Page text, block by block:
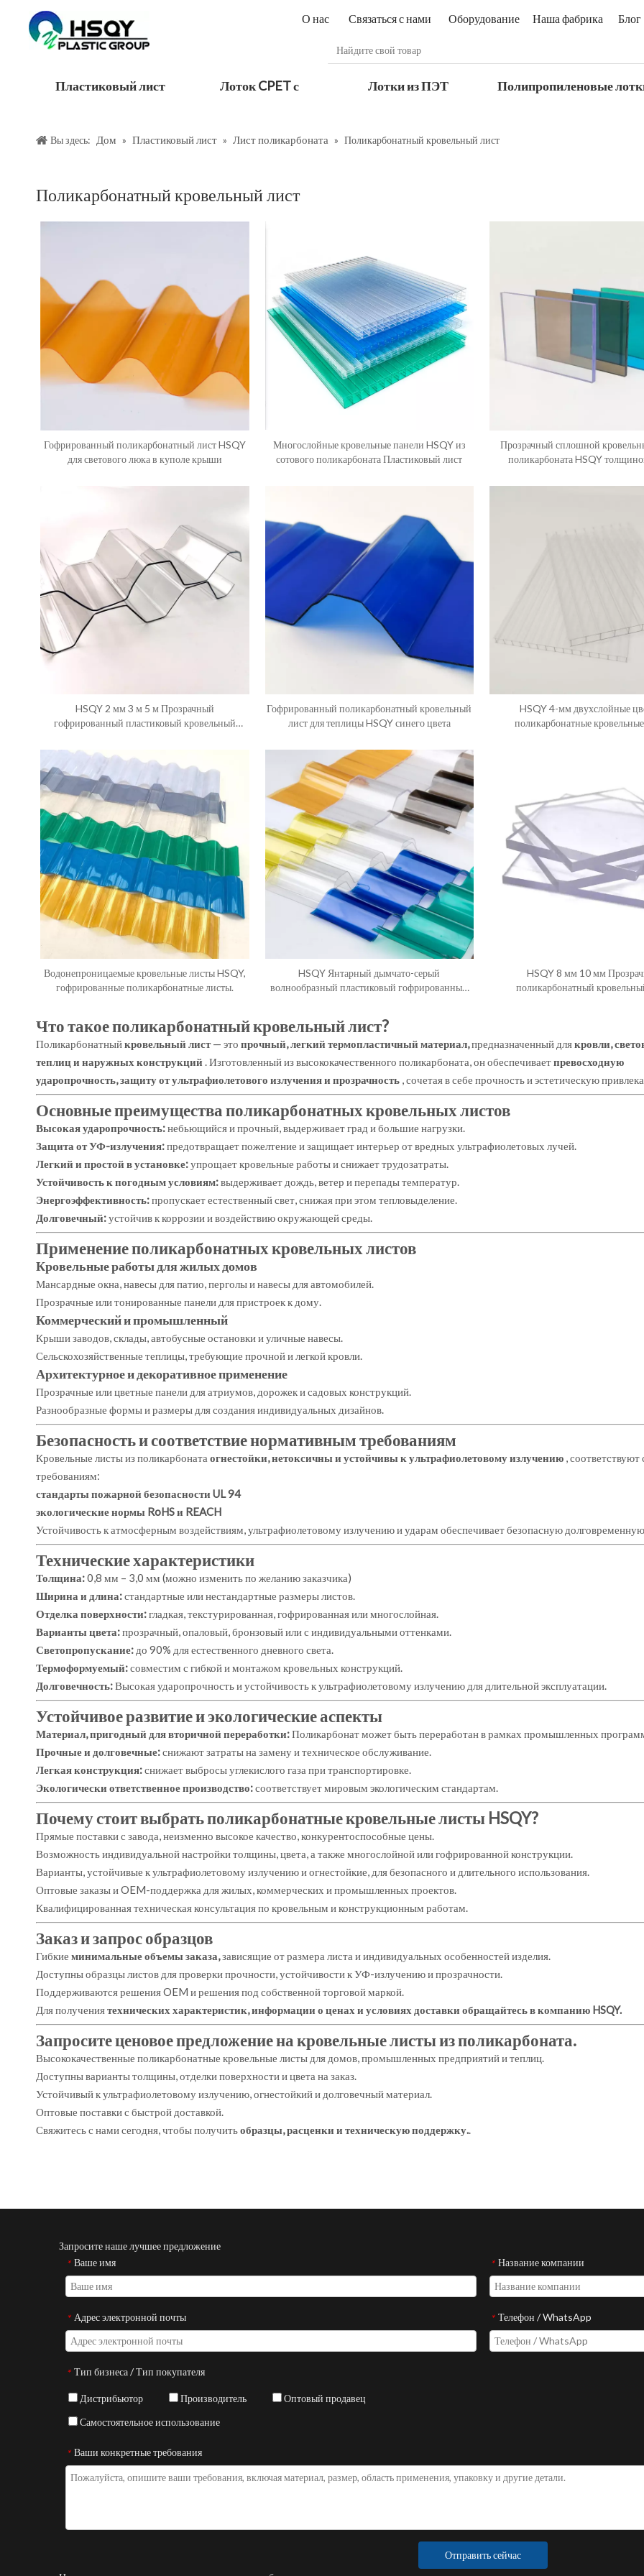
О нас Связаться с нами Оборудование Наша фабрика Блог
Пластиковый лист Лоток CPET с Лотки из ПЭТ Полипропиленовые
Вы здесь: Дом » Пластиковый лист » Лист поликарбоната » Поликарбонатный кровельный лист
Поликарбонатный кровельный лист
Гофрированный поликарбонатный лист HSQY
для светового люка в куполе крыши
Многослойные кровельные панели HSQY из
сотового поликарбоната Пластиковый лист
Прозрачный сплошной
поликарбоната HSQY
HSQY 2 мм 3 м 5 м Прозрачный
гофрированный пластиковый кровельный
Гофрированный поликарбонатный кровельный
лист для теплицы HSQY синего цвета
HSQY 4-мм двухслойные
поликарбонатные
Водонепроницаемые кровельные листы HSQY,
гофрированные поликарбонатные листы.
HSQY Янтарный дымчато-серый
волнообразный пластиковый гофрированный
HSQY 8 мм 10 мм
поликарбонатный
Что такое поликарбонатный кровельный лист?
Поликарбонатныйкровельный лист— это прочный, легкий термопластичный материал,предназначенный длякровли,
теплиц и наружных конструкций . Изготовленный из высококачественного поликарбоната, он обеспечиваетпревосходную
ударопрочность, защиту от ультрафиолетового излучения и прозрачность , сочетая в себе прочность и эстетическую
Основные преимущества поликарбонатных кровельных листов
Высокая ударопрочность:небьющийся и прочный, выдерживает град и большие нагрузки.
Защита от УФ-излучения:предотвращает пожелтение и защищает интерьер от вредных ультрафиолетовых лучей.
Легкий и простой в установке:упрощает кровельные работы и снижает трудозатраты.
Устойчивость к погодным условиям:выдерживает дождь, ветер и перепады температур.
Энергоэффективность:пропускает естественный свет, снижая при этом тепловыделение.
Долговечный:устойчив к коррозии и воздействию окружающей среды.
Применение поликарбонатных кровельных листов
Кровельные работы для жилых домов
Мансардные окна, навесы для патио, перголы и навесы для автомобилей.
Прозрачные или тонированные панели для пристроек к дому.
Коммерческий и промышленный
Крыши заводов, склады, автобусные остановки и уличные навесы.
Сельскохозяйственные теплицы, требующие прочной и легкой кровли.
Архитектурное и декоративное применение
Прозрачные или цветные панели для атриумов, дорожек и садовых конструкций.
Разнообразные формы и размеры для создания индивидуальных дизайнов.
Безопасность и соответствие нормативным требованиям
Кровельные листы из поликарбоната огнестойки, нетоксичны и устойчивы к ультрафиолетовому излучению ,
требованиям:
стандарты пожарной безопасности UL 94
экологические нормы RoHS и REACH
Устойчивость к атмосферным воздействиям, ультрафиолетовому излучению и ударам обеспечивает безопасную
Технические характеристики
Толщина:0,8 мм – 3,0 мм (можно изменить по желанию заказчика)
Ширина и длина:стандартные или нестандартные размеры листов.
Отделка поверхности:гладкая, текстурированная, гофрированная или многослойная.
Варианты цвета:прозрачный, опаловый, бронзовый или с индивидуальными оттенками.
Светопропускание: до 90% для естественного дневного света.
Термоформуемый:совместим с гибкой и монтажом кровельных конструкций.
Долговечность:Высокая ударопрочность и устойчивость к ультрафиолетовому излучению для длительной эксплуатации.
Устойчивое развитие и экологические аспекты
Материал, пригодный для вторичной переработки:Поликарбонат может быть переработан в рамках промышленных
Прочные и долговечные:снижают затраты на замену и техническое обслуживание.
Легкая конструкция:снижает выбросы углекислого газа при транспортировке.
Экологически ответственное производство:соответствует мировым экологическим стандартам.
Почему стоит выбрать поликарбонатные кровельные листы HSQY?
Прямые поставки с завода, неизменно высокое качество, конкурентоспособные цены.
Возможность индивидуальной настройки толщины, цвета, а также многослойной или гофрированной конструкции.
Варианты, устойчивые к ультрафиолетовому излучению и огнестойкие, для безопасного и длительного использования.
Оптовые заказы и OEM-поддержка для жилых, коммерческих и промышленных проектов.
Квалифицированная техническая консультация по кровельным и конструкционным работам.
Заказ и запрос образцов
Гибкие минимальные объемы заказа,зависящие от размера листа и индивидуальных особенностей изделия.
Доступны образцы листов для проверки прочности, устойчивости к УФ-излучению и прозрачности.
Поддерживаются решения OEM и решения под собственной торговой маркой.
Для получениятехнических характеристик, информации о ценах и условиях доставки обращайтесь в компанию HSQY.
Запросите ценовое предложение на кровельные листы из поликарбоната.
Высококачественные поликарбонатные кровельные листы для домов, промышленных предприятий и теплиц.
Доступны варианты толщины, отделки поверхности и цвета на заказ.
Устойчивый к ультрафиолетовому излучению, огнестойкий и долговечный материал.
Оптовые поставки с быстрой доставкой.
Свяжитесь с нами сегодня, чтобы получитьобразцы, расценки и техническую поддержку..
Запросите наше лучшее предложение
* Ваше имя * Название компании
* Адрес электронной почты * Телефон / WhatsApp
* Тип бизнеса / Тип покупателя
Дистрибьютор Производитель
Оптовый продавец
Самостоятельное использование
* Ваши конкретные требования
Отправить сейчас